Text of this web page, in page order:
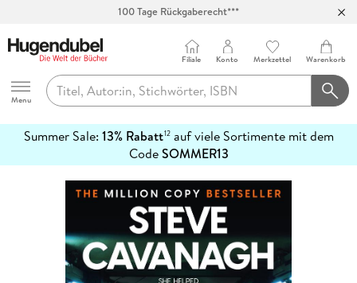
Abholung in über 100 Filialen
Hugendubel
Menu
Filiale Konto Merkzettel Warenkorb
Summer Sale: 13% Rabatt12auf viele Sortimente mit dem
CodeSOMMER13
erfahren